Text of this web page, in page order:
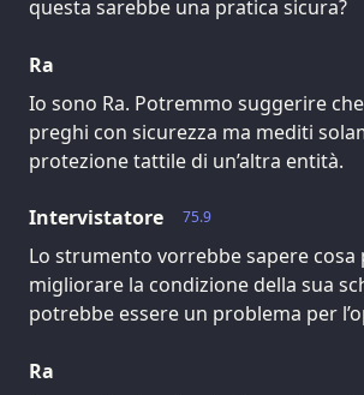
questa sarebbe una pratica sicura?
Ra
Io sono Ra. Potremmo suggerire
preghi con sicurezza ma mediti
protezione tattile di un’altra entità.
75.9
Intervistatore
Lo strumento vorrebbe sapere
migliorare la condizione della sua
potrebbe essere un problema per
Ra